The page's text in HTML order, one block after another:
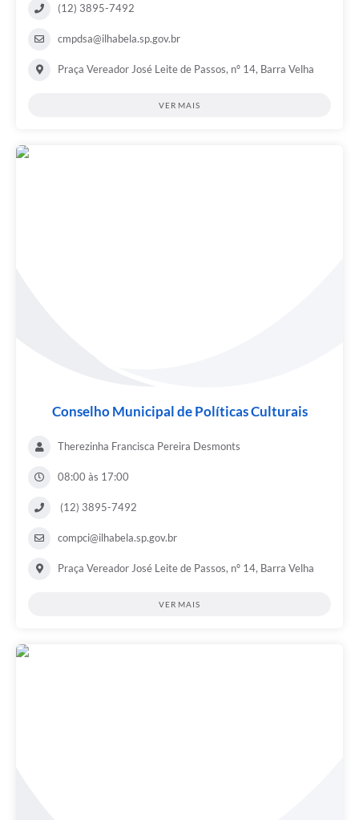
(12) 3895-7492
cmpdsa@ilhabela.sp.gov.br
Praça Vereador José Leite de Passos, nº 14, Barra Velha
VER MAIS
Conselho Municipal de Políticas Culturais
Therezinha Francisca Pereira Desmonts
08:00 às 17:00
(12) 3895-7492
compci@ilhabela.sp.gov.br
Praça Vereador José Leite de Passos, nº 14, Barra Velha
VER MAIS